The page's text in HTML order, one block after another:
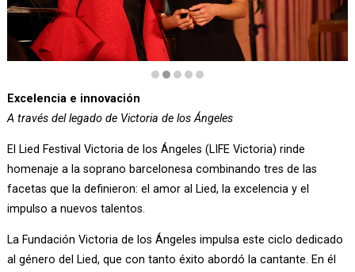
Excelencia e innovación
A través del legado de Victoria de los Ángeles
El Lied Festival Victoria de los Ángeles (LIFE Victoria) rinde
homenaje a la soprano barcelonesa combinando tres de las
facetas que la definieron: el amor al Lied, la excelencia y el
impulso a nuevos talentos.
La Fundación Victoria de los Ángeles impulsa este ciclo dedicado
al género del Lied, que con tanto éxito abordó la cantante. En él